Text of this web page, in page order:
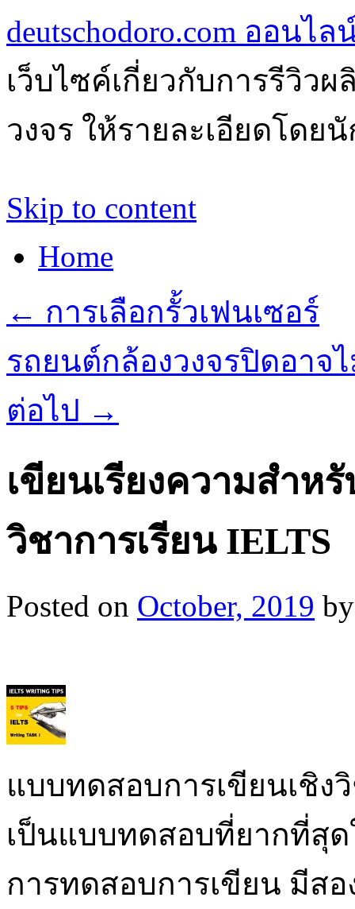
deutschodoro.com ออนไล
เว็บไซค์เกี่ยวกับการรีวิว
วงจร ให้รายละเอียดโดย
Skip to content
Home
← การเลือกรั้วเฟนเซอร์
รถยนต์กล้องวงจรปิดอา
ต่อไป →
เขียนเรียงความสำห
วิชาการเรียน IELTS
Posted on October, 2019 by
แบบทดสอบการเขียนเชิง
เป็นแบบทดสอบที่ยากที่สุด
การทดสอบการเขียน มีสอ